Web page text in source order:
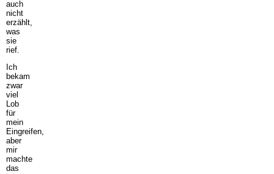
auch
nicht
erzählt,
was
sie
rief.
Ich
bekam
zwar
viel
Lob
für
mein
Eingreifen,
aber
mir
machte
das